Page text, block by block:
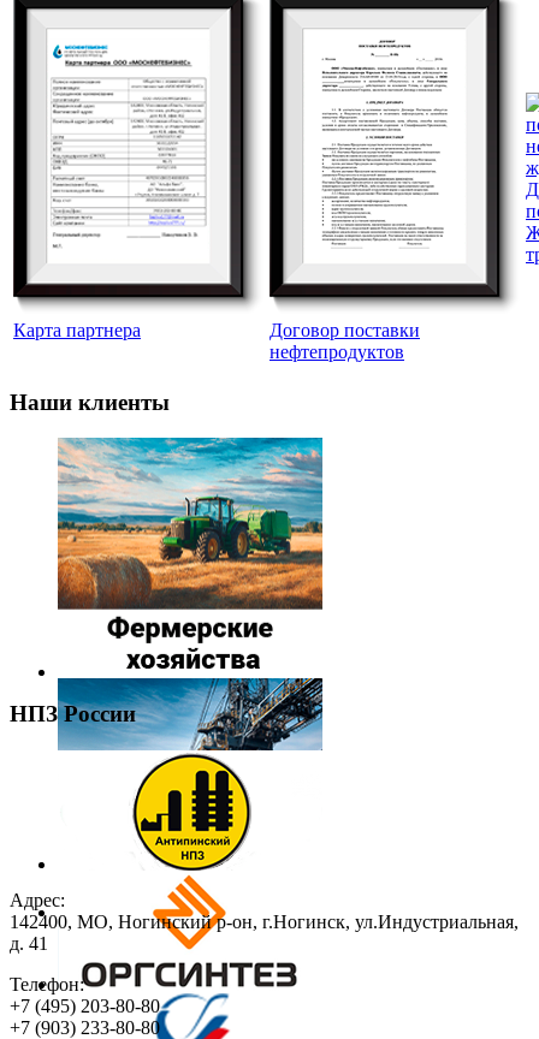
Карта партнера
Договор поставки
нефтепродуктов
Наши клиенты
НПЗ России
Адрес:
142400, МО, Ногинский р-он, г.Ногинск, ул.Индустриальная,
д. 41
Телефон:
+7 (495) 203-80-80
+7 (903) 233-80-80